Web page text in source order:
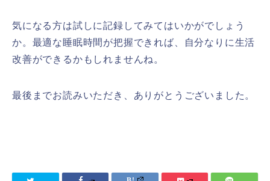
気になる方は試しに記録してみてはいかがでしょう
か。最適な睡眠時間が把握できれば、自分なりに生活
改善ができるかもしれませんね。
最後までお読みいただき、ありがとうございました。